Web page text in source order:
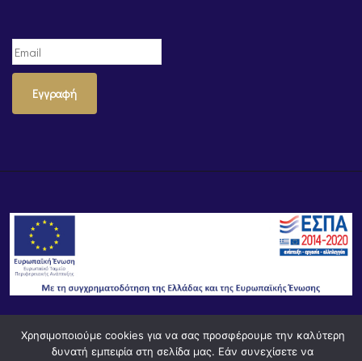
Εγγραφή
© Powered byKnowledge AE
Χρησιμοποιούμε cookies για να σας προσφέρουμε την καλύτερη
δυνατή εμπειρία στη σελίδα μας. Εάν συνεχίσετε να